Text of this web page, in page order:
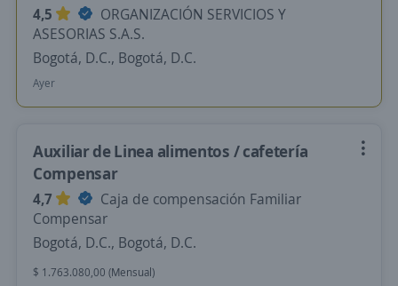
4,5
ORGANIZACIÓN SERVICIOS Y
ASESORIAS S.A.S.
Bogotá, D.C., Bogotá, D.C.
Ayer
Auxiliar de Linea alimentos / cafetería
Compensar
4,7
Caja de compensación Familiar
Compensar
Bogotá, D.C., Bogotá, D.C.
$ 1.763.080,00 (Mensual)